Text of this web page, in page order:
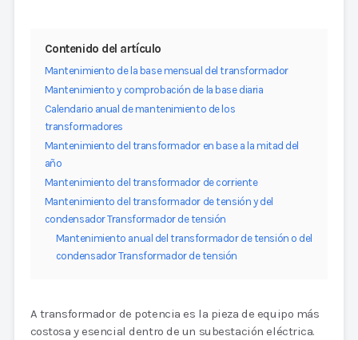
Contenido del artículo
Mantenimiento de la base mensual del transformador
Mantenimiento y comprobación de la base diaria
Calendario anual de mantenimiento de los
transformadores
Mantenimiento del transformador en base a la mitad del
año
Mantenimiento del transformador de corriente
Mantenimiento del transformador de tensión y del
condensador Transformador de tensión
Mantenimiento anual del transformador de tensión o del
condensador Transformador de tensión
A transformador de potencia es la pieza de equipo más
costosa y esencial dentro de un subestación eléctrica.